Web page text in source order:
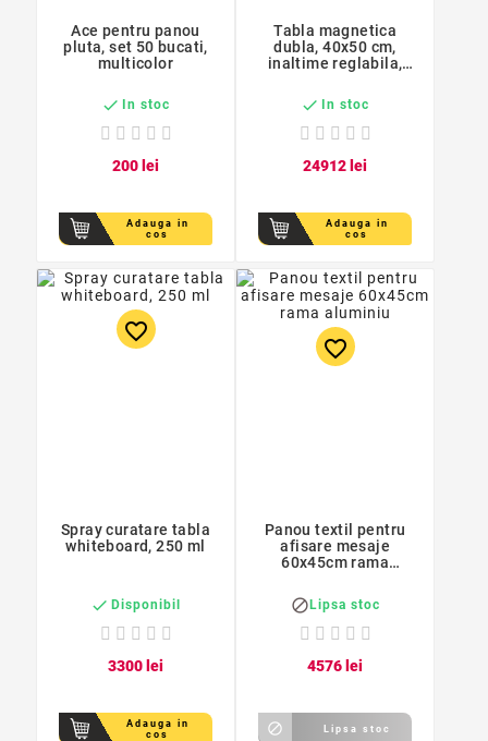
Ace pentru panou
pluta, set 50 bucati,
multicolor
 In stoc
200 lei
Adauga in
cos
Tabla magnetica
dubla, 40x50 cm,
inaltime reglabila,
spatiu depozitare
 In stoc
24912 lei
Adauga in
cos
favorite_border
Spray curatare tabla
whiteboard, 250 ml
 Disponibil
3300 lei
Adauga in
cos
favorite_border
Panou textil pentru
afisare mesaje
60x45cm rama
Lipsa stoc
4576 lei
 Lipsa stoc